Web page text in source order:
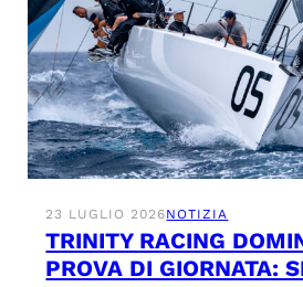
23 LUGLIO 2026NOTIZIA
TRINITY RACING
PROVA DI GIORNATA: